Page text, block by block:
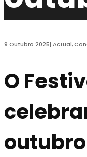
9 Outubro 2025| Actual,
O
outubro